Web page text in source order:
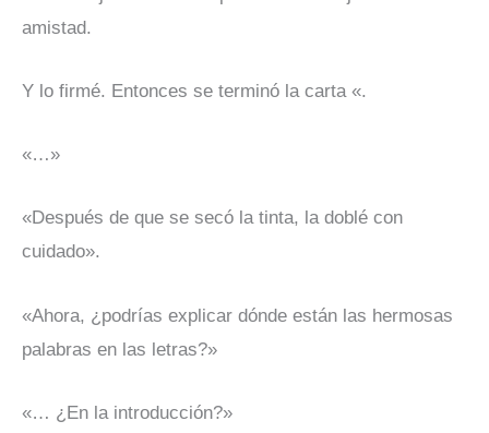
amistad.
Y lo firmé. Entonces se terminó la carta «.
«…»
«Después de que se secó la tinta, la doblé con
cuidado».
«Ahora, ¿podrías explicar dónde están las hermosas
palabras en las letras?»
«… ¿En la introducción?»